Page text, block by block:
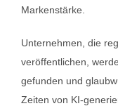
Markenstärke.
Unternehmen, die
veröffentlichen,
gefunden und
Zeiten von KI-